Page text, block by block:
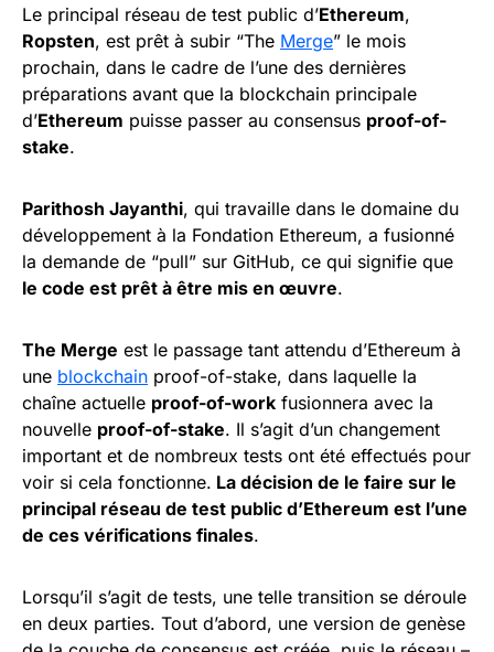
Le principal réseau de test public d’Ethereum,
Ropsten, est prêt à subir “The Merge” le mois
prochain, dans le cadre de l’une des dernières
préparations avant que la blockchain principale
d’Ethereum puisse passer au consensus proof-of-
stake.
Parithosh Jayanthi, qui travaille dans le domaine du
développement à la Fondation Ethereum, a fusionné
la demande de “pull” sur GitHub, ce qui signifie que
le code est prêt à être mis en œuvre.
The Merge est le passage tant attendu d’Ethereum à
une blockchain proof-of-stake, dans laquelle la
chaîne actuelle proof-of-work fusionnera avec la
nouvelle proof-of-stake. Il s’agit d’un changement
important et de nombreux tests ont été effectués pour
voir si cela fonctionne. La décision de le faire sur le
principal réseau de test public d’Ethereum est l’une
de ces vérifications finales.
Lorsqu’il s’agit de tests, une telle transition se déroule
en deux parties. Tout d’abord, une version de genèse